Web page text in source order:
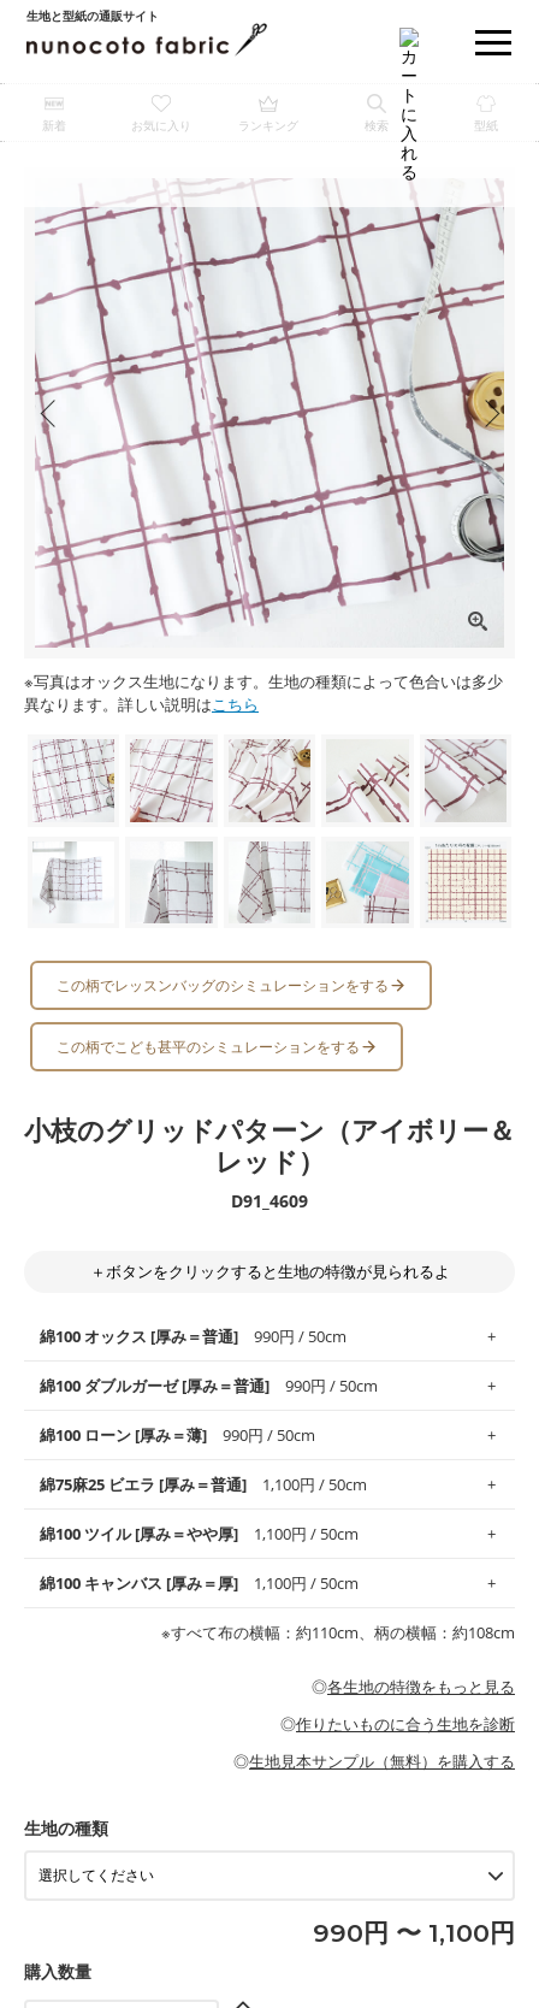
生地と型紙の通販サイト
新着 お気に入り ランキング 検索 型紙
※写真はオックス生地になります。生地の種類によって色合いは多少
異なります。詳しい説明はこちら
この柄でレッスンバッグのシミュレーションをする
この柄でこども甚平のシミュレーションをする
小枝のグリッドパターン（アイボリー＆
レッド）
D91_4609
＋ボタンをクリックすると生地の特徴が見られるよ
綿100 オックス [厚み＝普通] 990円 / 50cm
使いやすさNo.1！しなやかさと適度な張りを併せ持ち、通気性の
高さがオックス生地の特徴です。当サイトのオックス生地は、
般にお使いいただけます。
※レッスンバッグ、上履き袋などの通園通学グッズにはツイル生
・布団カバーなどの寝具、カーテン
綿100 ダブルガーゼ [厚み＝普通] 990円 / 50cm
柔らかくふんわりとした肌触りが特徴です。ベビー用品やハンカ
チなど直接肌に触れるアイテムに最適です。高い吸湿性・通気性
す。
・スタイ、おくるみなどのベビーグッズ
・ブラウス、チュニック、ワンピースなどの洋服
・パジャマなどの寝具
綿100 ローン [厚み＝薄] 990円 / 50cm
上質で薄手の平織りの生地です。軽やかさとなめらかな手触りの
良さが魅力。透け感があるので、涼しげなトップスなどに最適で
・ブラウス、シャツ、チュニックなどのトップス
綿75麻25 ビエラ [厚み＝普通] 1,100円 / 50cm
コットン75％リネン25％の当店のビエラ生地は、オックス生地よ
りもふんわりとした柔らかい質感と適度な落ち感を感じられるの
綿100 ツイル [厚み＝やや厚] 1,100円 / 50cm
綾織りの生地です。しっかりとした張りと厚みがありながらも柔
らかいのが特徴です。生地の厚みは中厚手です。1枚でも透け感
・カーテン、エプロン、テーブルクロスなどの暮らしのアイテム
・パンツ、タックスカートなどのボトムス
もっと詳しく見る
綿100 キャンバス [厚み＝厚] 1,100円 / 50cm
耐久性があります。トートバッグ・ポーチ・ペンケースなどの布
小物、インテリア用品に向いています。
・工作用エプロン
もっと詳しく見る
※すべて布の横幅：約110cm、柄の横幅：約108cm
◎各生地の特徴をもっと見る
◎作りたいものに合う生地を診断
◎生地見本サンプル（無料）を購入する
生地の種類
990円 〜 1,100円
購入数量